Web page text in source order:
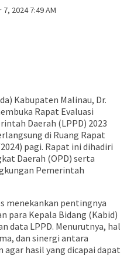
2024 7:49 AM
Kabupaten Malinau, Dr.
Rapat Evaluasi
Daerah (LPPD) 2023
di Ruang Rapat
pagi. Rapat ini dihadiri
Daerah (OPD) serta
Pemerintah
menekankan pentingnya
para Kepala Bidang (Kabid)
data LPPD. Menurutnya, hal
dan sinergi antara
hasil yang dicapai dapat